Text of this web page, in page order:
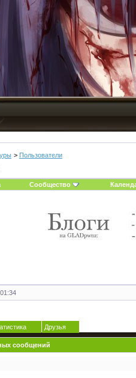
> Пользователи
Сообщество
01:34
Друзья
сообщений